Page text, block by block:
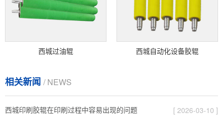
西城过油辊 西城自动化设备胶辊
相关新闻 / NEWS
西城印刷胶辊在印刷过程中容易出现的问题
[ 2026-03-10 ]